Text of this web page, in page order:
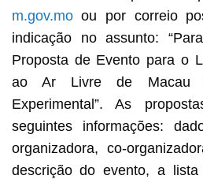
m.gov.moou por correio
indicação no assunto:
Proposta de Evento para o
ao Ar Livre de Macau
Experimental”. As
seguintes informações:
organizadora, co-
descrição do evento, a